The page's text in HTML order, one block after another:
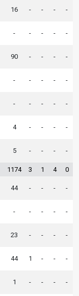
16 - - - -
- - - - -
90 - - - -
- - - - -
- - - - -
4 - - - -
5 - - - -
1174 3 1 4 0
44 - - - -
- - - - -
23 - - - -
44 1 - - -
1 - - - -